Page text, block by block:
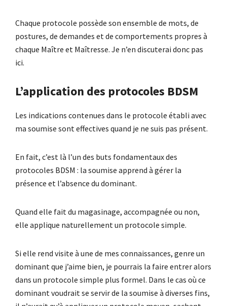
Chaque protocole possède son ensemble de mots, de
postures, de demandes et de comportements propres à
chaque Maître et Maîtresse. Je n’en discuterai donc pas
ici.
L’application des protocoles BDSM
Les indications contenues dans le protocole établi avec
ma soumise sont effectives quand je ne suis pas présent.
En fait, c’est là l’un des buts fondamentaux des
protocoles BDSM : la soumise apprend à gérer la
présence et l’absence du dominant.
Quand elle fait du magasinage, accompagnée ou non,
elle applique naturellement un protocole simple.
Si elle rend visite à une de mes connaissances, genre un
dominant que j’aime bien, je pourrais la faire entrer alors
dans un protocole simple plus formel. Dans le cas où ce
dominant voudrait se servir de la soumise à diverses fins,